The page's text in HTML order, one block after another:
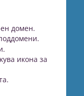
домен.
икона за